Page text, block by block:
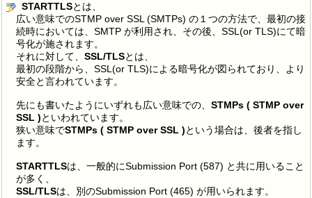
STARTTLSとは、
広い意味でのSTMP over SSL (SMTPs) の１つの方法で、最初の接
続時においては、SMTP が利用され、その後、SSL(or TLS)にて暗
号化が施されます。
それに対して、 SSL/TLSとは、
最初の段階から、SSL(or TLS)による暗号化が図られており、より
安全と言われています。
先にも書いたようにいずれも広い意味での、 STMPs ( STMP over
SSL )といわれています。
狭い意味でSTMPs ( STMP over SSL )という場合は、後者を指し
ます。
STARTTLSは、一般的にSubmission Port (587) と共に用いること
が多く、
SSL/TLSは、別のSubmission Port (465) が用いられます。